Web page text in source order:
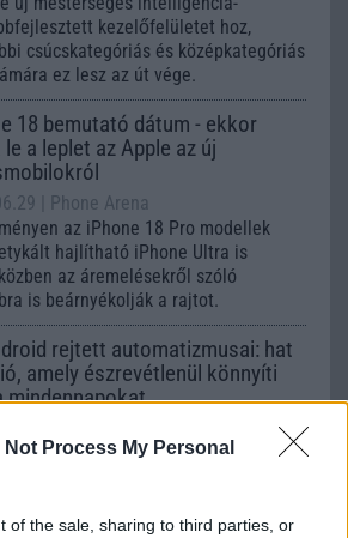
Not Process My Personal
of the sale, sharing to third parties, or
kezelőfelületet hoz,
csúcskategóriás és középkategóriás
ez lesz az út vége.
18 bemutató dátum - ekkor
a leplet az Apple az új
| Phone Arena
az iPhone 18 Pro modellek
hajlítható iPhone Ultra is
az áremelésekről szóló
is beárnyékolják a rajtot.
rejtett automatizmusai: hat
amely észrevétlenül könnyíti
mindennapokat
alkalmazásokra esküszik, pedig az
olyan intelligens funkciókat kínál,